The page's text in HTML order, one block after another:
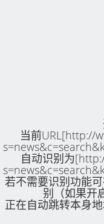
当前URL[http://
自动识别为
若不需要识别功能
别（如果开
正在自动跳转本身